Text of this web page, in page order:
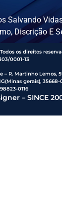
Salvando
Discrição E
os direitos
0001-13
R. Martinho Lemos,
gerais),
0116
– SINCE